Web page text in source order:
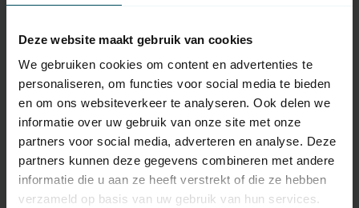
Deze website maakt gebruik van cookies
We gebruiken cookies om content en advertenties te
personaliseren, om functies voor social media te bieden
en om ons websiteverkeer te analyseren. Ook delen we
informatie over uw gebruik van onze site met onze
partners voor social media, adverteren en analyse. Deze
partners kunnen deze gegevens combineren met andere
informatie die u aan ze heeft verstrekt of die ze hebben
verzameld op basis van uw gebruik van hun services.
Type handzender originele afstandsbediening
Frequentie 868 MHz
Afmetingen 78 x 41 x 15 mm